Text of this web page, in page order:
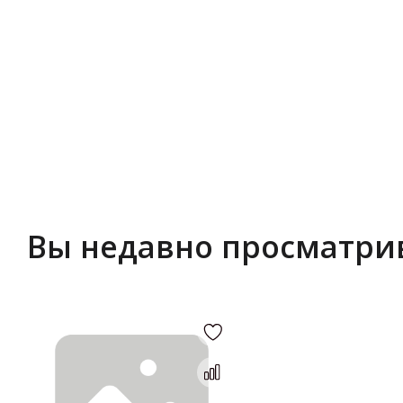
Вы недавно